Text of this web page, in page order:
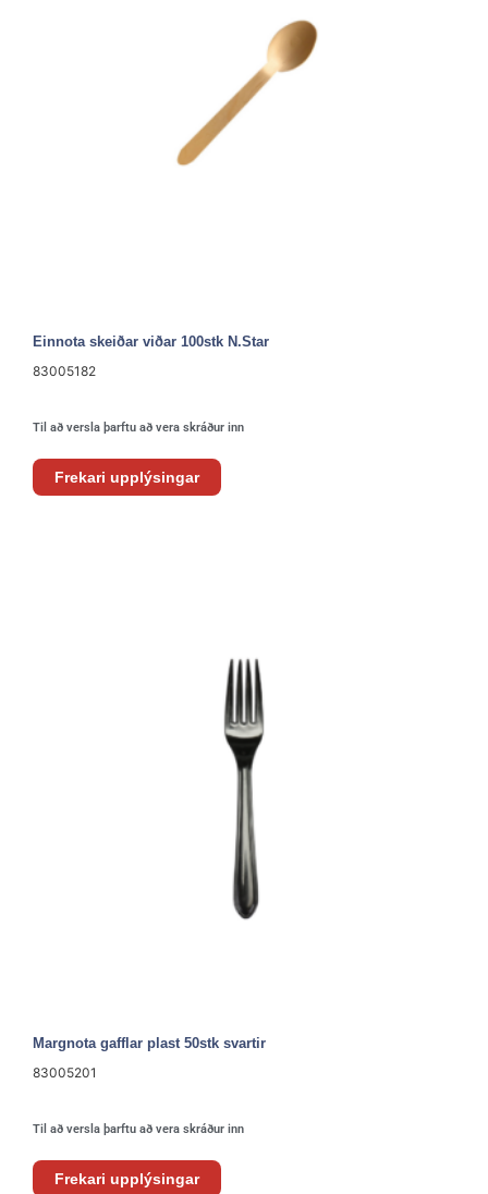
Einnota skeiðar viðar 100stk N.Star
83005182
Til að versla þarftu að vera skráður inn
Frekari upplýsingar
Margnota gafflar plast 50stk svartir
83005201
Til að versla þarftu að vera skráður inn
Frekari upplýsingar